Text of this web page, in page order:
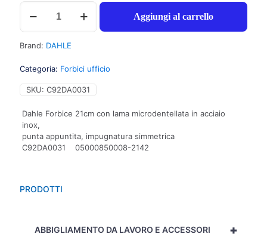
PRODOTTI
+
ABBIGLIAMENTO DA LAVORO E ACCESSORI
Dahle
Forbice
21cm
con
lama
in
acciaio
inox,
punta
appuntita,
impugnatura
simmetrica
C92DA0031
Aggiungi al carrello
Brand: DAHLE
Categoria: Forbici ufficio
SKU: C92DA0031
Dahle Forbice 21cm con lama microdentellata in acciaio
inox,
punta appuntita, impugnatura simmetrica
C92DA0031 05000850008-2142